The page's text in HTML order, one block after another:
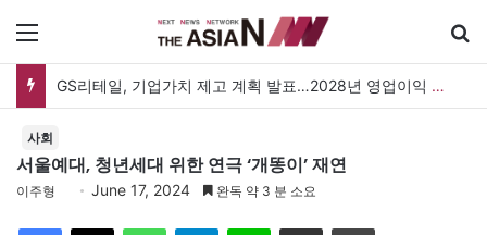
GS리테일, 기업가치 제고 계획 발표…2028년 영업이익 3,800억 원 목표
사회
서울예대, 청년세대 위한 연극 ‘개똥이’ 재연
이주형 June 17, 2024 완독 약 3 분 소요
Telegram 이메일